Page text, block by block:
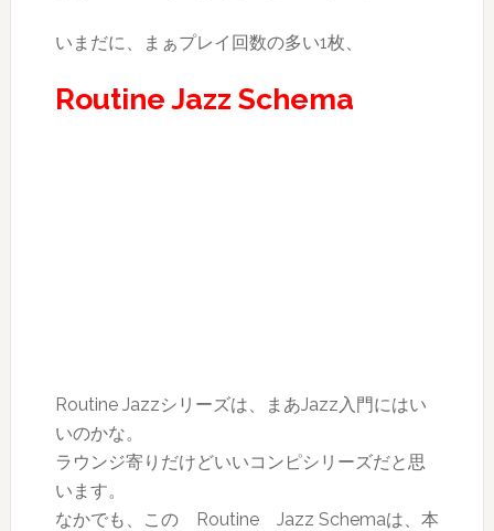
いまだに、まぁプレイ回数の多い1枚、
Routine Jazz Schema
Routine Jazzシリーズは、まあJazz入門にはい
いのかな。
ラウンジ寄りだけどいいコンピシリーズだと思
います。
なかでも、この Routine Jazz Schemaは、本